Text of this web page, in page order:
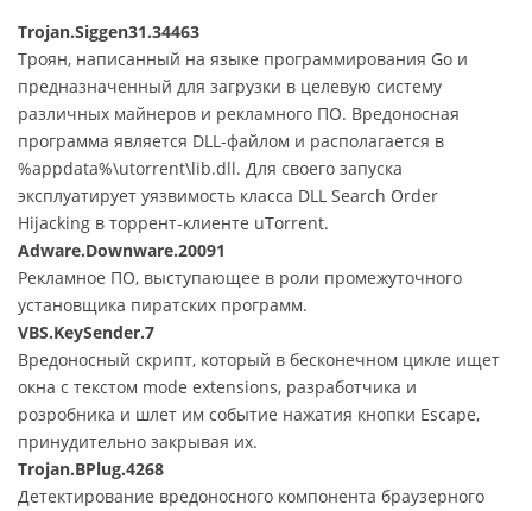
Trojan.Siggen31.34463
Троян, написанный на языке программирования Go и
предназначенный для загрузки в целевую систему
различных майнеров и рекламного ПО. Вредоносная
программа является DLL-файлом и располагается в
%appdata%\utorrent\lib.dll. Для своего запуска
эксплуатирует уязвимость класса DLL Search Order
Hijacking в торрент-клиенте uTorrent.
Adware.Downware.20091
Рекламное ПО, выступающее в роли промежуточного
установщика пиратских программ.
VBS.KeySender.7
Вредоносный скрипт, который в бесконечном цикле ищет
окна с текстом mode extensions, разработчика и
розробника и шлет им событие нажатия кнопки Escape,
принудительно закрывая их.
Trojan.BPlug.4268
Детектирование вредоносного компонента браузерного